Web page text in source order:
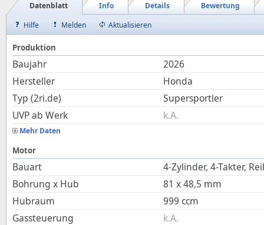
Bewertung
Details
Info
Datenblatt
Hilfe
Melden Aktualisieren
Produktion
Baujahr
2026
Hersteller
Honda
Typ (2ri.de)
Supersportler
UVP ab Werk
k.A.
Mehr Daten
Motor
Bauart
4-Zylinder, 4-Takter,
Bohrung x Hub
81 x48,5 mm
Hubraum
999 ccm
Gassteuerung
k.A.